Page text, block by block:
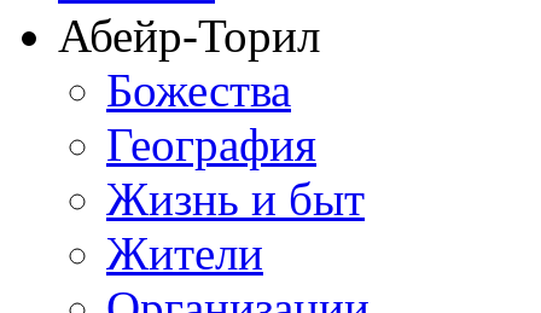
Абейр-Торил
Божества
География
Жизнь и быт
Жители